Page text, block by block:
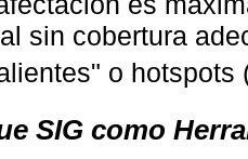
sin cobertura
o hotspots
SIG como